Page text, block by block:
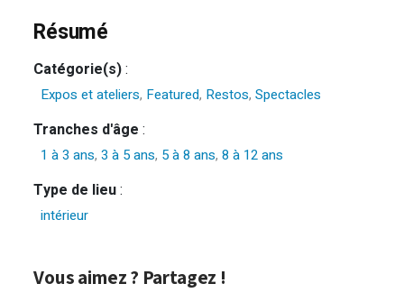
Résumé
Catégorie(s):
Expos et ateliers, Featured, Restos,Spectacles
Tranches d'âge :
1 à 3 ans,3 à 5 ans, 5 à 8 ans,8 à 12 ans
Type de lieu:
intérieur
Vous aimez ? Partagez !